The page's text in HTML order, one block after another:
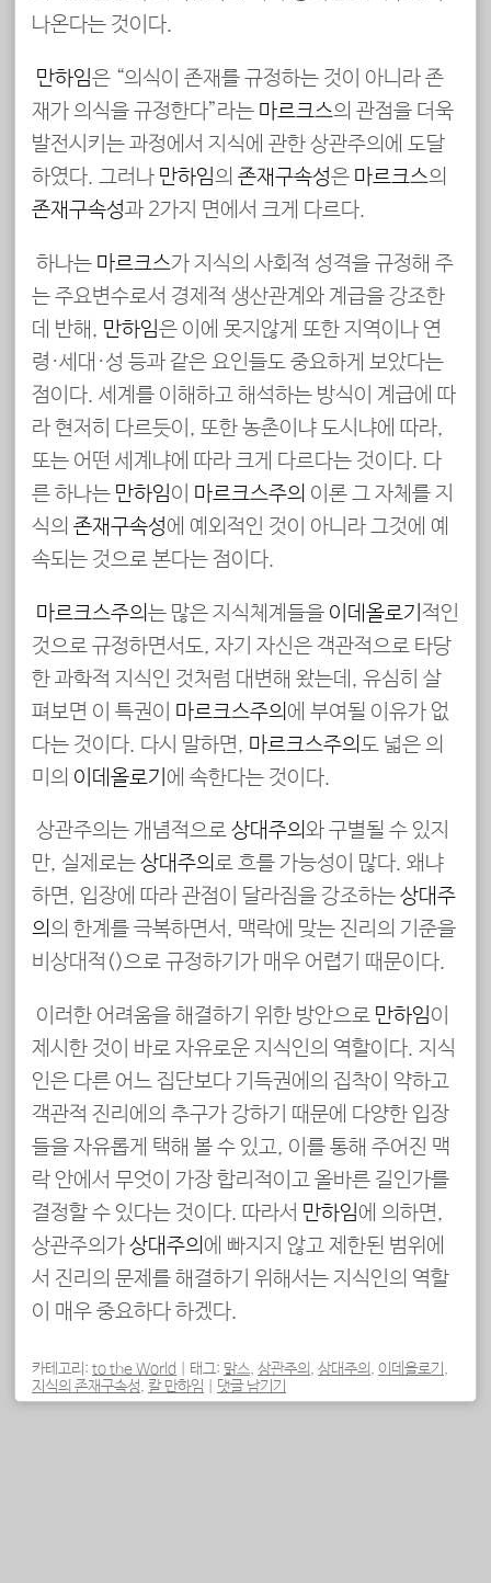
나온다는 것이다.
만하임은 “의식이 존재를 규정하는 것이 아니라 존
재가 의식을 규정한다”라는 마르크스의 관점을 더욱
발전시키는 과정에서 지식에 관한 상관주의에 도달
하였다. 그러나 만하임의 존재구속성은 마르크스의
존재구속성과 2가지 면에서 크게 다르다.
하나는 마르크스가 지식의 사회적 성격을 규정해 주
는 주요변수로서 경제적 생산관계와 계급을 강조한
데 반해, 만하임은 이에 못지않게 또한 지역이나 연
령·세대·성 등과 같은 요인들도 중요하게 보았다는
점이다. 세계를 이해하고 해석하는 방식이 계급에 따
라 현저히 다르듯이, 또한 농촌이냐 도시냐에 따라,
또는 어떤 세계냐에 따라 크게 다르다는 것이다. 다
른 하나는 만하임이 마르크스주의 이론 그 자체를 지
식의 존재구속성에 예외적인 것이 아니라 그것에 예
속되는 것으로 본다는 점이다.
마르크스주의는 많은 지식체계들을 이데올로기 적인
것으로 규정하면서도, 자기 자신은 객관적으로 타당
한 과학적 지식인 것처럼 대변해 왔는데, 유심히 살
펴보면 이 특권이 마르크스주의에 부여될 이유가 없
다는 것이다. 다시 말하면, 마르크스주의도 넓은 의
미의 이데올로기 에 속한다는 것이다.
상관주의는 개념적으로상대주의와 구별될 수 있지
만, 실제로는상대주의로 흐를 가능성이 많다. 왜냐
하면, 입장에 따라 관점이 달라짐을 강조하는상대주
의의 한계를 극복하면서, 맥락에 맞는 진리의 기준을
비상대적(非相對的)으로 규정하기가 매우 어렵기 때문이다.
이러한 어려움을 해결하기 위한 방안으로 만하임이
제시한 것이 바로 자유로운 지식인의 역할이다. 지식
인은 다른 어느 집단보다 기득권에의 집착이 약하고
객관적 진리에의 추구가 강하기 때문에 다양한 입장
들을 자유롭게 택해 볼 수 있고, 이를 통해 주어진 맥
락 안에서 무엇이 가장 합리적이고 올바른 길인가를
결정할 수 있다는 것이다. 따라서 만하임에 의하면,
상관주의가상대주의에 빠지지 않고 제한된 범위에
서 진리의 문제를 해결하기 위해서는 지식인의 역할
이 매우 중요하다 하겠다.
카테고리: to the World 태그: 맑스, 상관주의, 상대주의, 이데올로기 ,
지식의 존재구속성, 칼 만하임 댓글 남기기